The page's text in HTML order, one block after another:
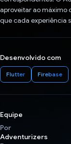
aproveitar ao máximo
que cada experiência
Desenvolvido com
Flutter Firebase
Equipe
Por
Adventurizers